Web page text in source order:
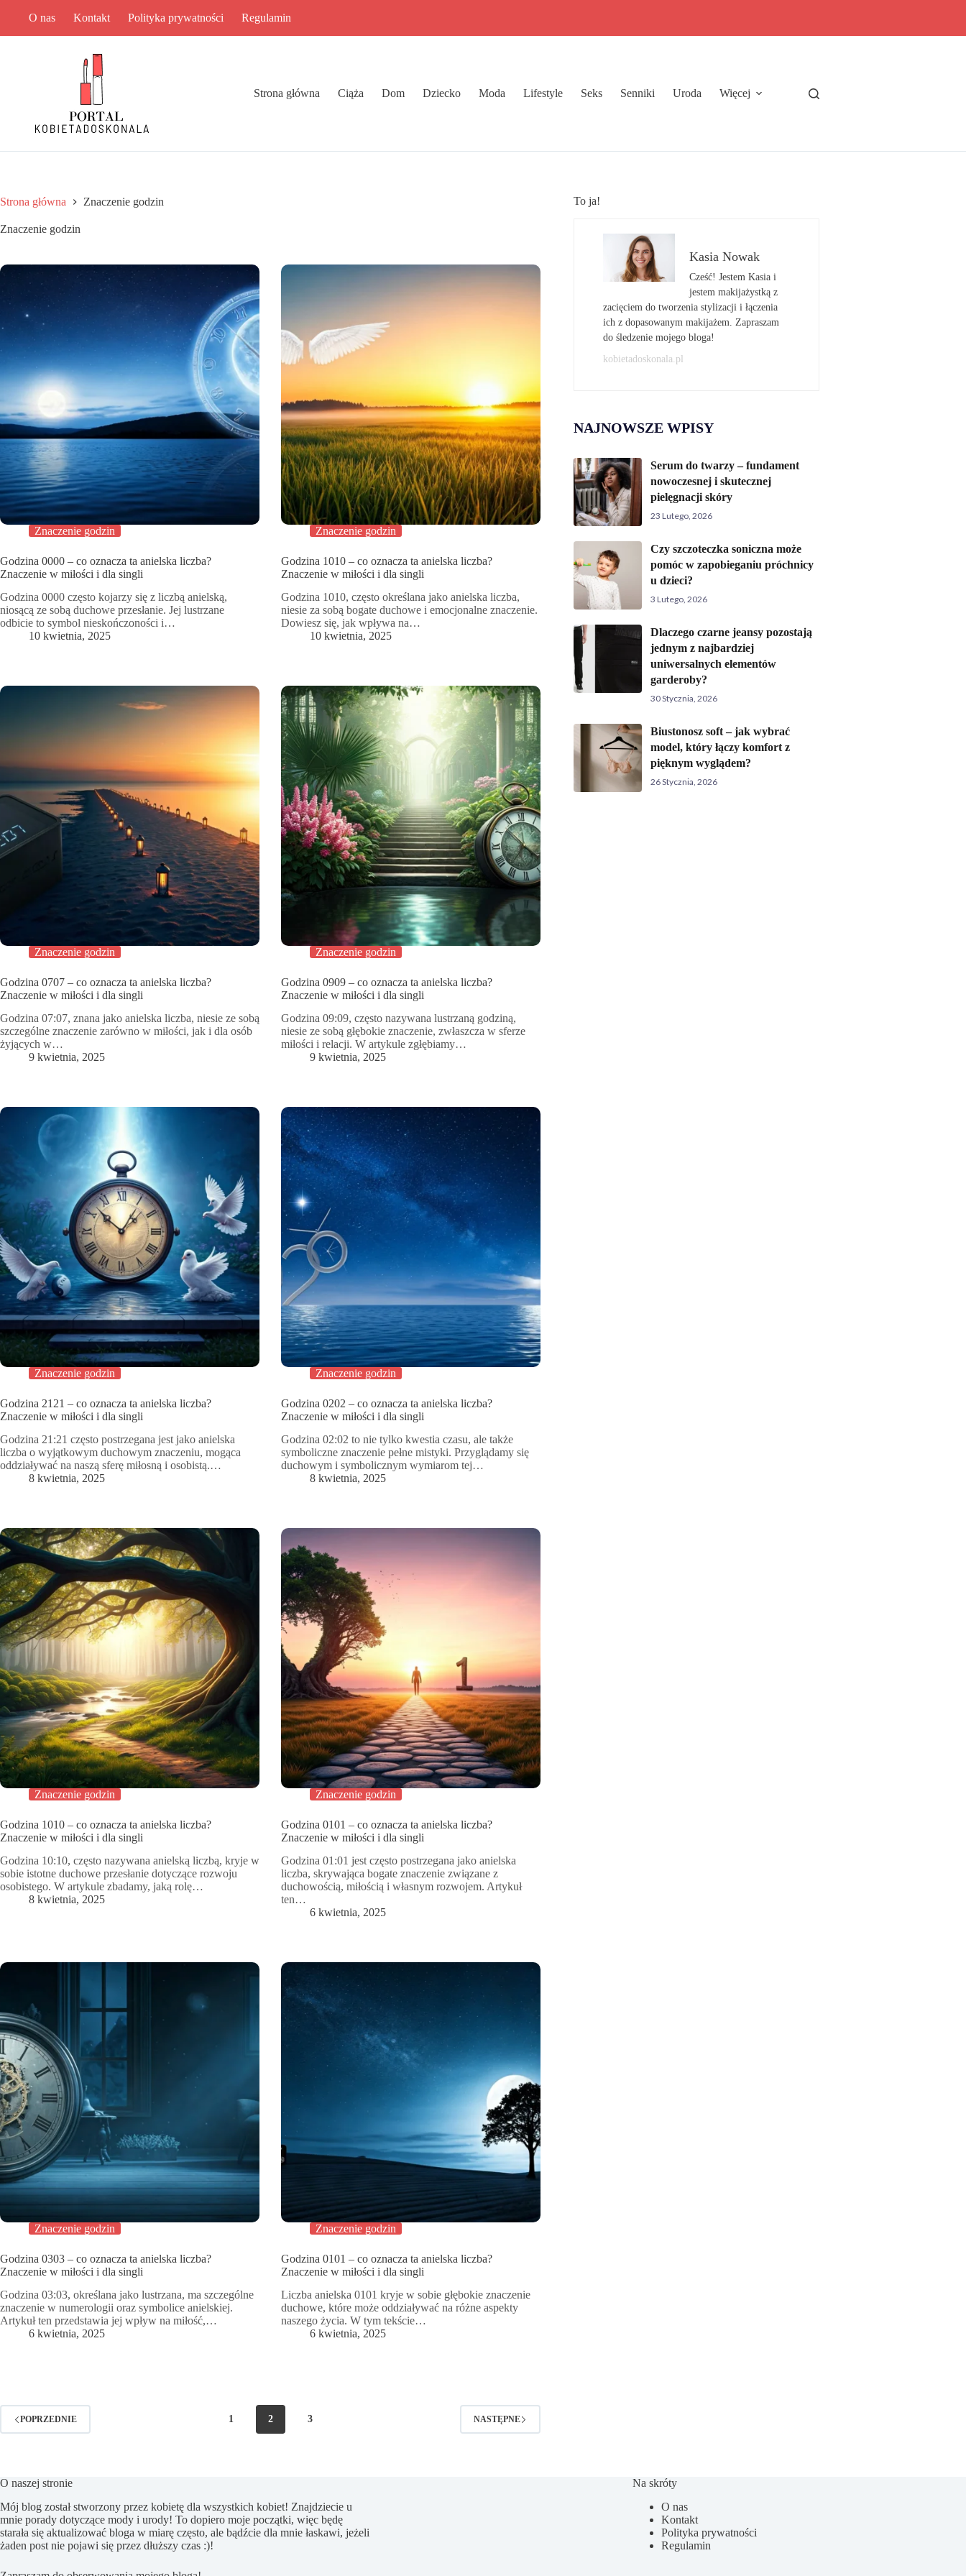
O nas Kontakt Polityka prywatności Regulamin
Strona główna Ciąża Dom Dziecko Moda Lifestyle Seks Senniki Uroda Więcej
Strona główna Znaczenie godzin
Znaczenie godzin
Znaczenie godzin
Godzina 0000 – co oznacza ta anielska liczba?
Znaczenie w miłości i dla singli
Godzina 0000 często kojarzy się z liczbą anielską,
niosącą ze sobą duchowe przesłanie. Jej lustrzane
odbicie to symbol nieskończoności i…
10 kwietnia, 2025
Znaczenie godzin
Godzina 1010 – co oznacza ta anielska liczba?
Znaczenie w miłości i dla singli
Godzina 1010, często określana jako anielska liczba,
niesie za sobą bogate duchowe i emocjonalne znaczenie.
Dowiesz się, jak wpływa na…
10 kwietnia, 2025
Znaczenie godzin
Godzina 0707 – co oznacza ta anielska liczba?
Znaczenie w miłości i dla singli
Godzina 07:07, znana jako anielska liczba, niesie ze sobą
szczególne znaczenie zarówno w miłości, jak i dla osób
żyjących w…
9 kwietnia, 2025
Znaczenie godzin
Godzina 0909 – co oznacza ta anielska liczba?
Znaczenie w miłości i dla singli
Godzina 09:09, często nazywana lustrzaną godziną,
niesie ze sobą głębokie znaczenie, zwłaszcza w sferze
miłości i relacji. W artykule zgłębiamy…
9 kwietnia, 2025
Znaczenie godzin
Godzina 2121 – co oznacza ta anielska liczba?
Znaczenie w miłości i dla singli
Godzina 21:21 często postrzegana jest jako anielska
liczba o wyjątkowym duchowym znaczeniu, mogąca
oddziaływać na naszą sferę miłosną i osobistą.…
8 kwietnia, 2025
Znaczenie godzin
Godzina 0202 – co oznacza ta anielska liczba?
Znaczenie w miłości i dla singli
Godzina 02:02 to nie tylko kwestia czasu, ale także
symboliczne znaczenie pełne mistyki. Przyglądamy się
duchowym i symbolicznym wymiarom tej…
8 kwietnia, 2025
Znaczenie godzin
Godzina 1010 – co oznacza ta anielska liczba?
Znaczenie w miłości i dla singli
Godzina 10:10, często nazywana anielską liczbą, kryje w
sobie istotne duchowe przesłanie dotyczące rozwoju
osobistego. W artykule zbadamy, jaką rolę…
8 kwietnia, 2025
Znaczenie godzin
Godzina 0101 – co oznacza ta anielska liczba?
Znaczenie w miłości i dla singli
Godzina 01:01 jest często postrzegana jako anielska
liczba, skrywająca bogate znaczenie związane z
duchowością, miłością i własnym rozwojem. Artykuł
ten…
6 kwietnia, 2025
Znaczenie godzin
Godzina 0303 – co oznacza ta anielska liczba?
Znaczenie w miłości i dla singli
Godzina 03:03, określana jako lustrzana, ma szczególne
znaczenie w numerologii oraz symbolice anielskiej.
Artykuł ten przedstawia jej wpływ na miłość,…
6 kwietnia, 2025
Znaczenie godzin
Godzina 0101 – co oznacza ta anielska liczba?
Znaczenie w miłości i dla singli
Liczba anielska 0101 kryje w sobie głębokie znaczenie
duchowe, które może oddziaływać na różne aspekty
naszego życia. W tym tekście…
6 kwietnia, 2025
POPRZEDNIE 1 2 3 NASTĘPNE
To ja!
Kasia Nowak
Cześć! Jestem Kasia i
jestem makijażystką z
zacięciem do tworzenia stylizacji i łączenia
ich z dopasowanym makijażem. Zapraszam
do śledzenie mojego bloga!
kobietadoskonala.pl
NAJNOWSZE WPISY
Serum do twarzy – fundament
nowoczesnej i skutecznej
pielęgnacji skóry
23 Lutego, 2026
Czy szczoteczka soniczna może
pomóc w zapobieganiu próchnicy
u dzieci?
3 Lutego, 2026
Dlaczego czarne jeansy pozostają
jednym z najbardziej
uniwersalnych elementów
garderoby?
30 Stycznia, 2026
Biustonosz soft – jak wybrać
model, który łączy komfort z
pięknym wyglądem?
26 Stycznia, 2026
O naszej stronie
Mój blog został stworzony przez kobietę dla wszystkich kobiet! Znajdziecie u
mnie porady dotyczące mody i urody! To dopiero moje początki, więc będę
starała się aktualizować bloga w miarę często, ale bądźcie dla mnie łaskawi, jeżeli
żaden post nie pojawi się przez dłuższy czas :)!
Na skróty
O nas
Kontakt
Polityka prywatności
Regulamin